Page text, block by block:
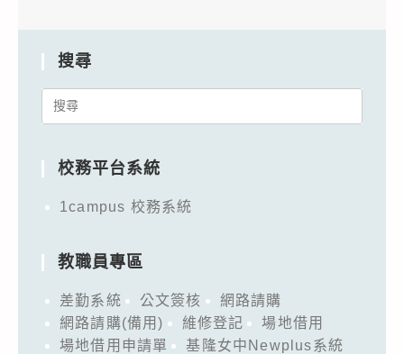
搜尋
Search
校務平台系統
1campus 校務系統
教職員專區
差勤系統 公文簽核
網路請購
網路請購(備用)
維修登記
場地借用
場地借用申請單
基隆女中Newplus系統